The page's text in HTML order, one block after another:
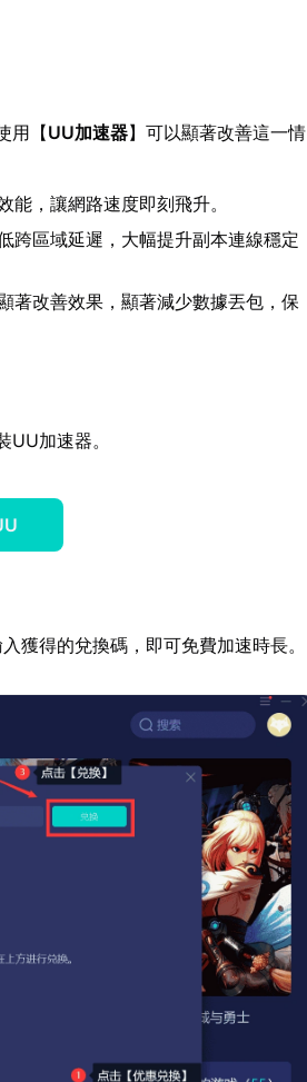
用【UU加速器】可以顯著改善這一情
能，讓網路速度即刻飛升。
跨區域延遲，大幅提升副本連線穩定
著改善效果，顯著減少數據丟包，保
加速器。
獲得的兌換碼，即可免費加速時長。